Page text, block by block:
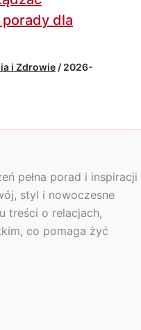
dla
i Zdrowie / 2026-
pełna porad i inspiracji
styl i nowoczesne
treści o relacjach,
co pomaga żyć